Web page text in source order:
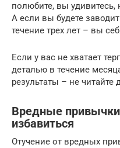
полюбите, вы удивитесь,
А если вы будете
течение трех лет – вы
Если у вас не хватает
деталью в течение
результаты – не читайте
Вредные
избавиться
Отучение от вредных